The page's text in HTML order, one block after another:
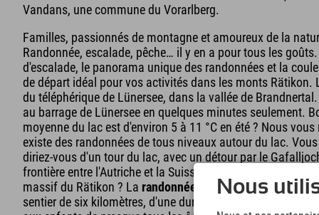
Vandans, une commune du Vorarlberg.
Familles, passionnés de montagne et amoureux de la
Randonnée, escalade, pêche… il y en a pour tous les
d'escalade, le panorama unique des randonnées et la
de départ idéal pour vos activités dans les monts
du téléphérique de Lünersee, dans la vallée de
au barrage de Lünersee en quelques minutes seulement.
moyenne du lac est d'environ 5 à 11 °C en été ? Nous
existe des randonnées de tous niveaux autour du lac.
diriez-vous d'un tour du lac, avec un détour par le
frontière entre l'Autriche et la Suisse. Ou peut-être
massif du Rätikon ? La randonnée circulaire autour du
sentier de six kilomètres, d'une durée de marche d'une
Nous